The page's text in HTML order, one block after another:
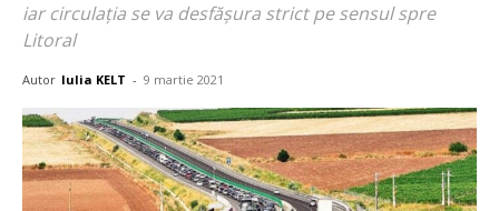
iar circulația se va desfășura strict pe sensul spre
Litoral
Autor Iulia KELT - 9 martie 2021